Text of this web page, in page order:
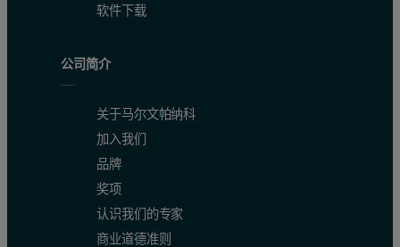
软件下载
公司简介
关于马尔文帕纳科
加入我们
品牌
奖项
认识我们的专家
商业道德准则